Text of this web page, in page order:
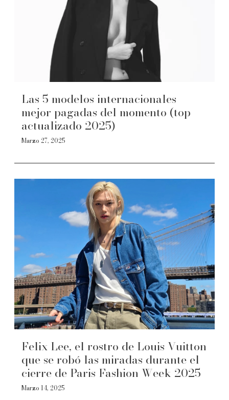
Las 5 modelos internacionales
mejor pagadas del momento (top
actualizado 2025)
Marzo 27, 2025
Felix Lee, el rostro de Louis Vuitton
que se robó las miradas durante el
cierre de Paris Fashion Week 2025
Marzo 14, 2025